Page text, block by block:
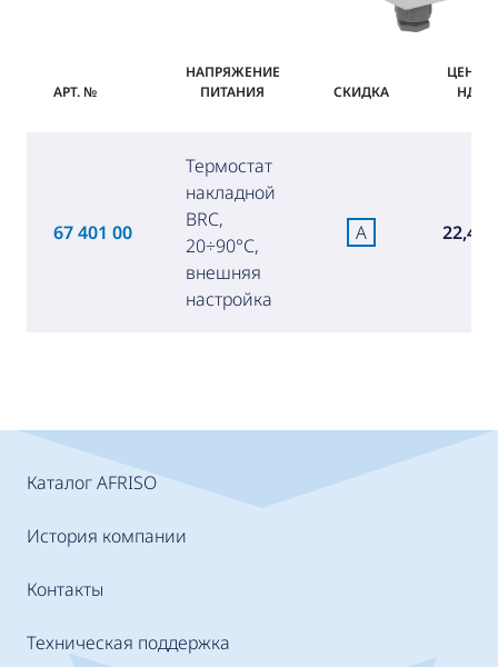
АРТ. №
НАПРЯЖЕНИЕ
ПИТАНИЯ
СКИДКА
ЦЕНА С
НДС
67 401 00
Термостат
накладной
BRC,
20÷90°C,
внешняя
настройка
A 22,40
Каталог AFRISO
История компании
Контакты
Техническая поддержка